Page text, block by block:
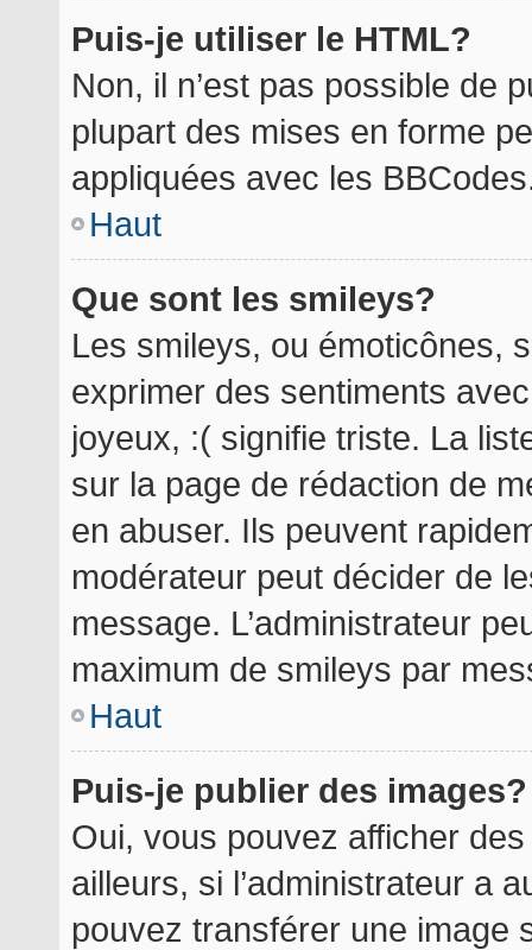
Puis-je utiliser le HTML?
Non, il n’est pas possible de
plupart des mises en forme
appliquées avec les
Haut
Que sont les smileys?
Les smileys, ou émoticônes,
exprimer des sentiments
joyeux, :( signifie triste. La
sur la page de rédaction de
en abuser. Ils peuvent
modérateur peut décider de
message. L’administrateur
maximum de smileys par
Haut
Puis-je publier des images?
Oui, vous pouvez afficher
ailleurs, si l’administrateur a
pouvez transférer une image